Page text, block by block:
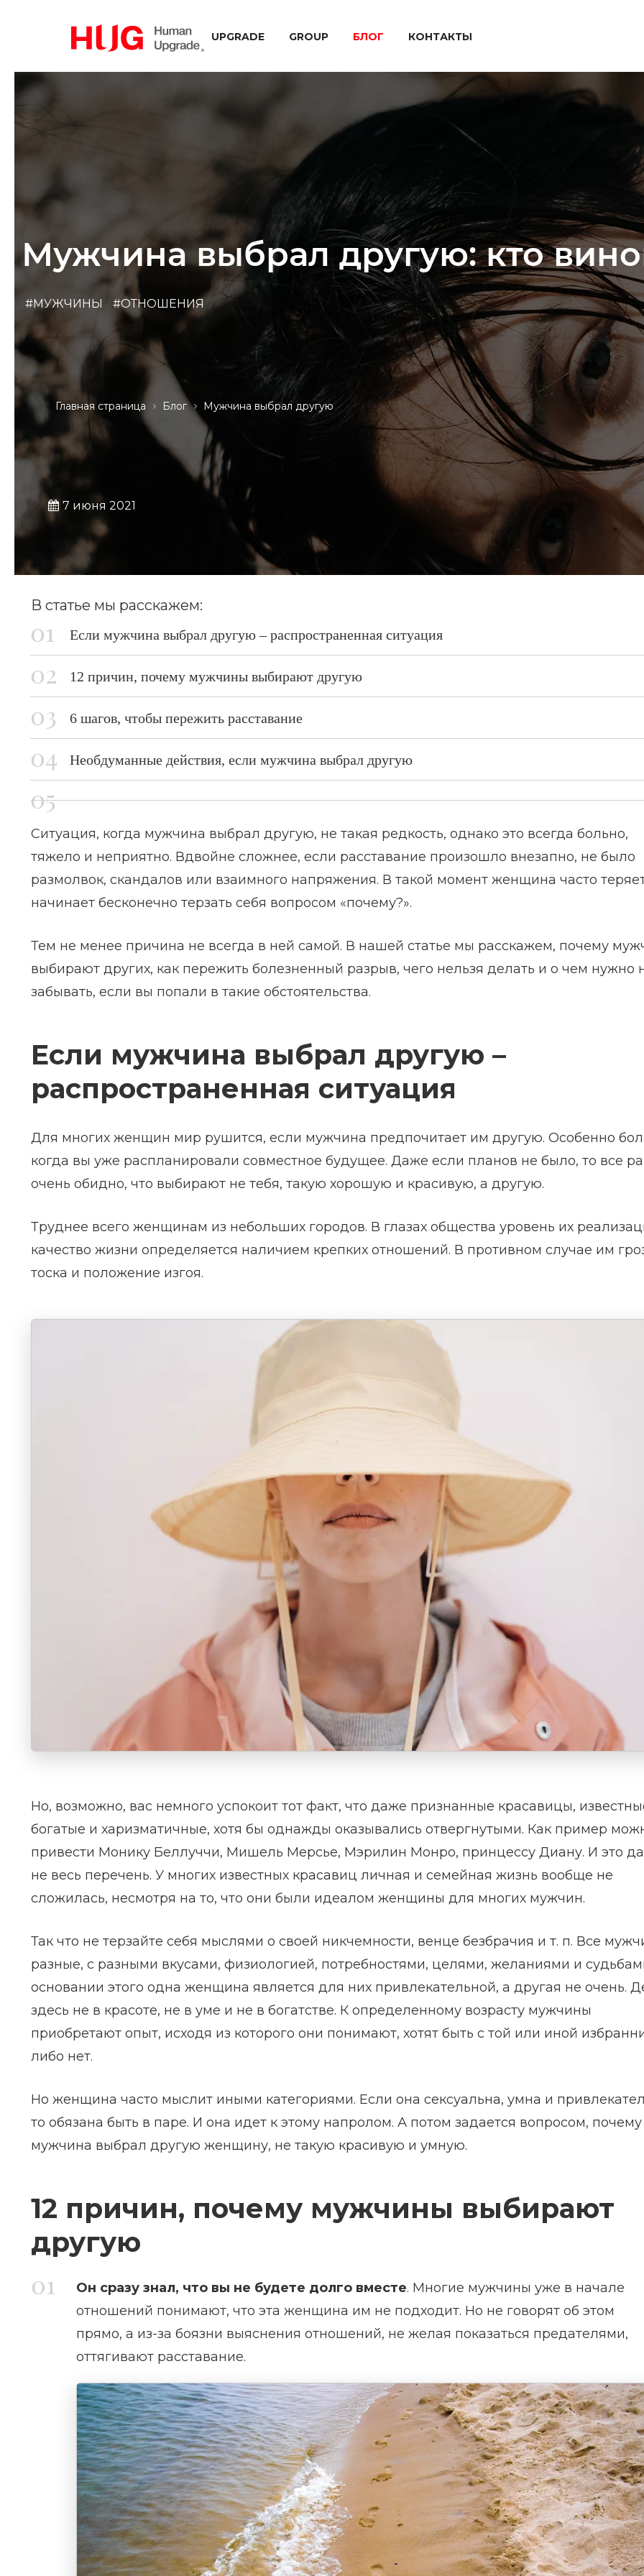
UPGRADE GROUP БЛОГ КОНТАКТЫ
Главная страница Блог Мужчина выбрал другую
Мужчина выбрал другую: кто
#МУЖЧИНЫ #ОТНОШЕНИЯ
7 июня 2021
В статье мы расскажем:
Если мужчина выбрал другую – распространенная ситуация
12 причин, почему мужчины выбирают другую
6 шагов, чтобы пережить расставание
Необдуманные действия, если мужчина выбрал другую
Ситуация, когда мужчина выбрал другую, не такая редкость, однако это всегда больно,
тяжело и неприятно. Вдвойне сложнее, если расставание произошло внезапно, не было
размолвок, скандалов или взаимного напряжения. В такой момент женщина часто
начинает бесконечно терзать себя вопросом «почему?».
Тем не менее причина не всегда в ней самой. В нашей статье мы расскажем, почему
выбирают других, как пережить болезненный разрыв, чего нельзя делать и о чем нужно
забывать, если вы попали в такие обстоятельства.
Если мужчина выбрал другую –
распространенная ситуация
Для многих женщин мир рушится, если мужчина предпочитает им другую. Особенно
когда вы уже распланировали совместное будущее. Даже если планов не было, то все
очень обидно, что выбирают не тебя, такую хорошую и красивую, а другую.
Труднее всего женщинам из небольших городов. В глазах общества уровень их
качество жизни определяется наличием крепких отношений. В противном случае им
тоска и положение изгоя.
Но, возможно, вас немного успокоит тот факт, что даже признанные красавицы,
богатые и харизматичные, хотя бы однажды оказывались отвергнутыми. Как пример
привести Монику Беллуччи, Мишель Мерсье, Мэрилин Монро, принцессу Диану. И это
не весь перечень. У многих известных красавиц личная и семейная жизнь вообще не
сложилась, несмотря на то, что они были идеалом женщины для многих мужчин.
Так что не терзайте себя мыслями о своей никчемности, венце безбрачия и т. п. Все
разные, с разными вкусами, физиологией, потребностями, целями, желаниями и
основании этого одна женщина является для них привлекательной, а другая не очень.
здесь не в красоте, не в уме и не в богатстве. К определенному возрасту мужчины
приобретают опыт, исходя из которого они понимают, хотят быть с той или иной
либо нет.
Но женщина часто мыслит иными категориями. Если она сексуальна, умна и
то обязана быть в паре. И она идет к этому напролом. А потом задается вопросом,
мужчина выбрал другую женщину, не такую красивую и умную.
12 причин, почему мужчины выбирают
другую
Он сразу знал, что вы не будете долго вместе. Многие мужчины уже в начале
отношений понимают, что эта женщина им не подходит. Но не говорят об этом
прямо, а из-за боязни выяснения отношений, не желая показаться предателями,
оттягивают расставание.